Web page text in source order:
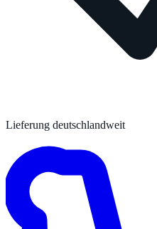
Lieferung deutschlandweit